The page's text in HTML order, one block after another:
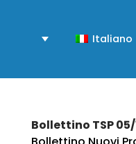
Italiano
Bollettino TSP